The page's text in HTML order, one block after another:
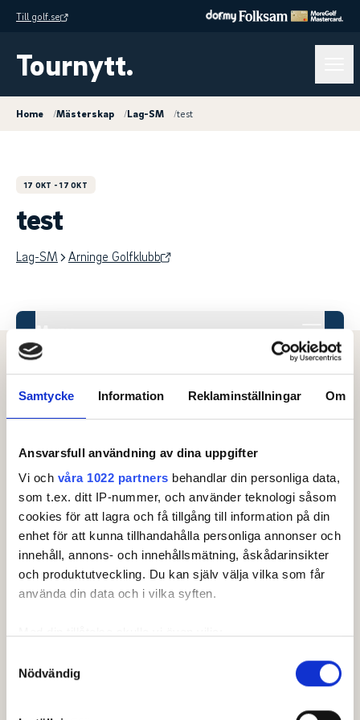
Samtycke Information Reklaminställningar Om
Ansvarsfull användning av dina uppgifter
Vi och våra 1022 partners behandlar din personliga data,
som t.ex. ditt IP-nummer, och använder teknologi såsom
cookies för att lagra och få tillgång till information på din
enhet för att kunna tillhandahålla personliga annonser och
innehåll, annons- och innehållsmätning, åskådarinsikter
och produktutveckling. Du kan själv välja vilka som får
använda din data och i vilka syften.
kan ha en noggrannhet på upp till flera meter
Nödvändig
Till golf.se
Tournytt.
Home /Mästerskap /Lag-SM /test
17 OKT - 17 OKT
test
Lag-SM Arninge Golfklubb
Meny
Leaderboard.
Inga resultat tillgängliga ännu.
Visa fler